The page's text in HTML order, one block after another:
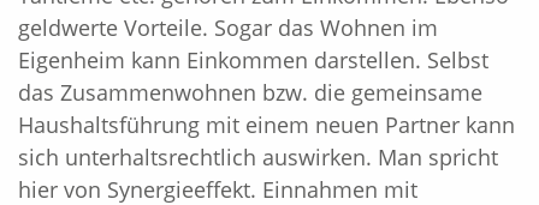
geldwerte Vorteile. Sogar das Wohnen im
Eigenheim kann Einkommen darstellen. Selbst
das Zusammenwohnen bzw. die gemeinsame
Haushaltsführung mit einem neuen Partner kann
sich unterhaltsrechtlich auswirken. Man spricht
hier von Synergieeffekt. Einnahmen mit